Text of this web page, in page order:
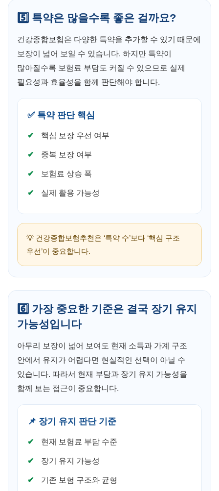
5️⃣ 특약은 많을수록 좋은 걸까요?
건강종합보험은 다양한 특약을 추가할 수 있기 때문에
보장이 넓어 보일 수 있습니다. 하지만 특약이
많아질수록 보험료 부담도 커질 수 있으므로 실제
필요성과 효율성을 함께 판단해야 합니다.
✅ 특약 판단 핵심
핵심 보장 우선 여부
중복 보장 여부
보험료 상승 폭
실제 활용 가능성
💡 건강종합보험추천은 ‘특약 수’보다 ‘핵심 구조
우선’이 중요합니다.
6️⃣ 가장 중요한 기준은 결국 장기 유지
가능성입니다
아무리 보장이 넓어 보여도 현재 소득과 가계 구조
안에서 유지가 어렵다면 현실적인 선택이 아닐 수
있습니다. 따라서 현재 부담과 장기 유지 가능성을
함께 보는 접근이 중요합니다.
📌 장기 유지 판단 기준
현재 보험료 부담 수준
장기 유지 가능성
기존 보험 구조와 균형